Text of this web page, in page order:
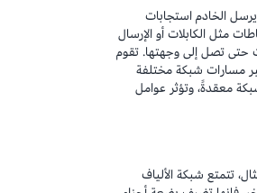
الخادم استجابات
مثل الكابلات أو الإرسال
حتى تصل إلى وجهتها. تقوم
مسارات شبكة مختلفة
معقدةً، وتؤثر عوامل
تتمتع شبكة الألياف